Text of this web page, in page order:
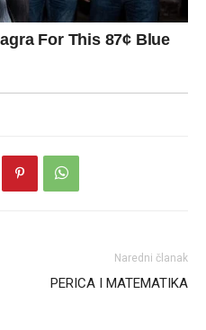
Naredni članak
PERICA I MATEMATIKA